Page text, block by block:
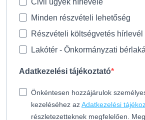
Minden részvételi lehetőség
Részvételi költségvetés hírlevél
Lakótér - Önkormányzati
Adatkezelési tájékoztató
Önkéntesen hozzájárulok
kezeléséhez azAdatkezelési
részletezetteknek megfelelően.